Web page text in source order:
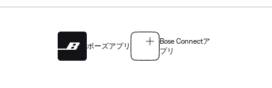
ボーズアプリ
Bose Connectア
プリ